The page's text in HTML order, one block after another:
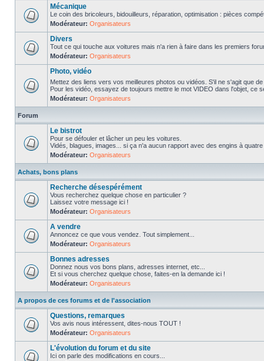
Mécanique
Le coin des bricoleurs, bidouilleurs, réparation, optimisation : pièces
Modérateur: Organisateurs
Divers
Tout ce qui touche aux voitures mais n'a rien à faire dans les premiers
Modérateur: Organisateurs
Photo, vidéo
Mettez des liens vers vos meilleures photos ou vidéos. S'il ne s'agit que
Pour les vidéo, essayez de toujours mettre le mot VIDEO dans l'objet, ce
Modérateur: Organisateurs
Forum
Le bistrot
Pour se défouler et lâcher un peu les voitures.
Vidés, blagues, images... si ça n'a aucun rapport avec des engins à
Modérateur: Organisateurs
Achats, bons plans
Recherche désespérément
Vous recherchez quelque chose en particulier ?
Laissez votre message ici !
Modérateur: Organisateurs
A vendre
Annoncez ce que vous vendez. Tout simplement...
Modérateur: Organisateurs
Bonnes adresses
Donnez nous vos bons plans, adresses internet, etc...
Et si vous cherchez quelque chose, faites-en la demande ici !
Modérateur: Organisateurs
A propos de ces forums et de l'association
Questions, remarques
Vos avis nous intéressent, dites-nous TOUT !
Modérateur: Organisateurs
L'évolution du forum et du site
Ici on parle des modifications en cours...